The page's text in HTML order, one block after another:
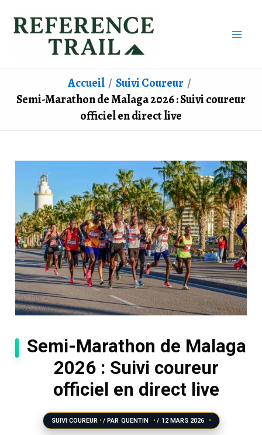
Accueil
Suivi Coureur
Semi-Marathon de Malaga 2026 : Suivi coureur
officiel en direct live
Semi-Marathon de Malaga
2026 : Suivi coureur
officiel en direct live
SUIVI COUREUR / PAR QUENTIN / 12 MARS 2026